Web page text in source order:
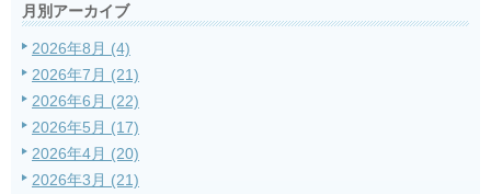
月別アーカイブ
2026年8月 (4)
2026年7月 (21)
2026年6月 (22)
2026年5月 (17)
2026年4月 (20)
2026年3月 (21)